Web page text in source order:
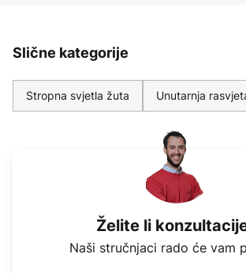
Slične kategorije
Stropna svjetla žuta Unutarnja
Želite li
Naši stručnjaci rado će vam